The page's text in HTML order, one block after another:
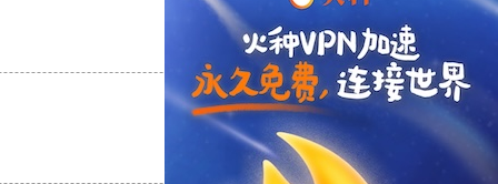
支持[0] 反对
支持